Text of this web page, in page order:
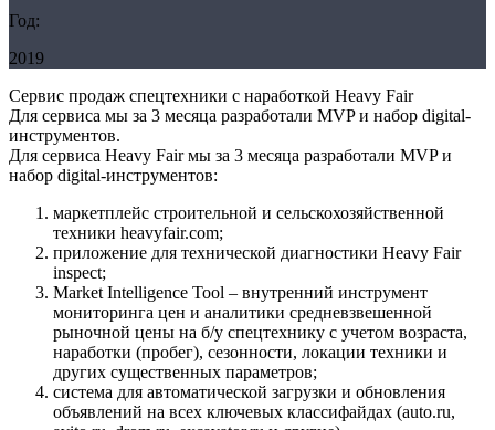
Год:
2019
Сервис продаж спецтехники с наработкой Heavy Fair
Для сервиса мы за 3 месяца разработали MVP и набор digital-
инструментов.
Для сервиса Heavy Fair мы за 3 месяца разработали MVP и
набор digital-инструментов:
маркетплейс строительной и сельскохозяйственной
техники heavyfair.com;
прилoжение для технической диагностики Heavy Fair
inspect;
Market Intelligence Tool – внутренний инструмент
мониторинга цен и аналитики средневзвешенной
рыночной цены на б/у спецтехнику с учетом возраста,
наработки (пробег), сезонности, локации техники и
других сущеcтвенных параметров;
система для автоматической загрузки и обновления
объявлений на всех ключевых классифайдах (auto.ru,